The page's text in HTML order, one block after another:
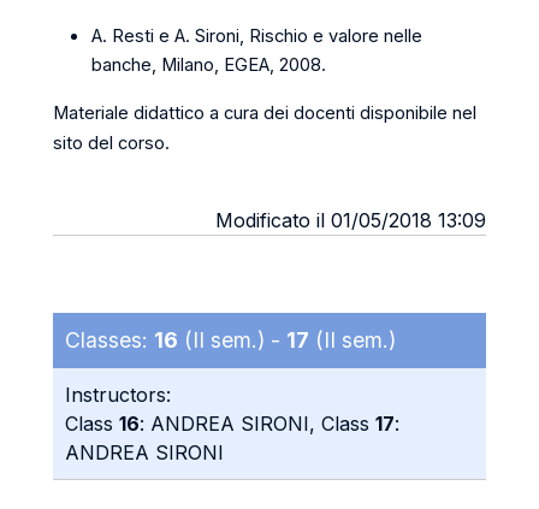
A. Resti e A. Sironi, Rischio e valore nelle
banche, Milano, EGEA, 2008.
Materiale didattico a cura dei docenti disponibile nel
sito del corso.
Modificato il 01/05/2018 13:09
Classes: 16 (II sem.) - 17 (II sem.)
Instructors:
Class 16: ANDREA SIRONI, Class 17:
ANDREA SIRONI